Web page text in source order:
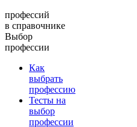
профессий
в справочнике
Выбор
профессии
Как
выбрать
профессию
Тесты на
выбор
профессии